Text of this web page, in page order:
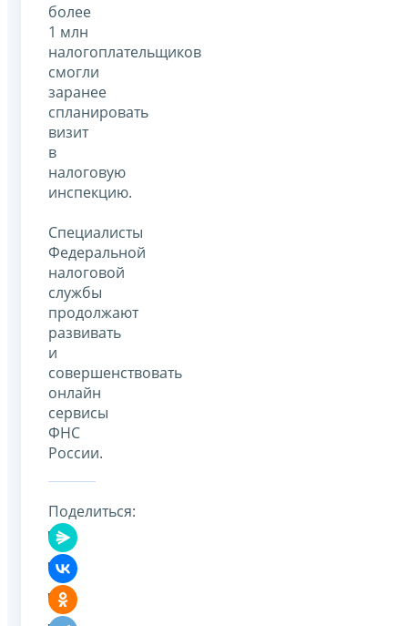
более
1 млн
налогоплательщиков
смогли
заранее
спланировать
визит
в
налоговую
инспекцию.
Специалисты
Федеральной
налоговой
службы
продолжают
развивать
и
совершенствовать
онлайн
сервисы
ФНС
России.
Поделиться: